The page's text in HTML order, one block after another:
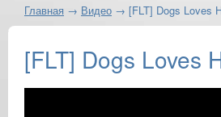
Главная → Видео → [FLT] Dogs Loves
[FLT] Dogs Loves